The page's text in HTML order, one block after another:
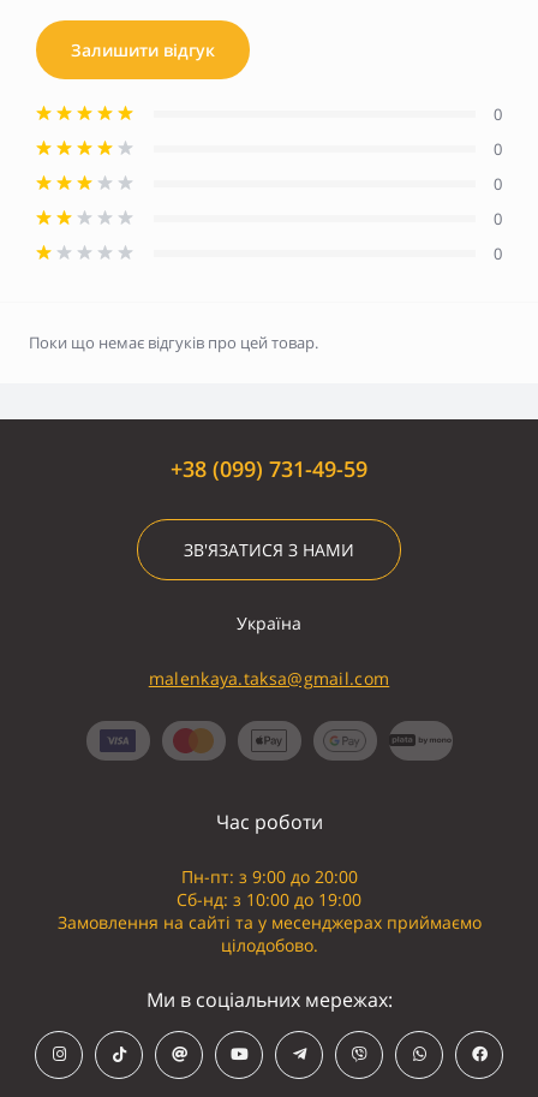
Залишити відгук
0
0
0
0
0
Поки що немає відгуків про цей товар.
+38 (099) 731-49-59
ЗВ'ЯЗАТИСЯ З НАМИ
Україна
malenkaya.taksa@gmail.com
Час роботи
Пн-пт: з 9:00 до 20:00
Сб-нд: з 10:00 до 19:00
Замовлення на сайті та у месенджерах приймаємо
цілодобово.
Ми в соціальних мережах: